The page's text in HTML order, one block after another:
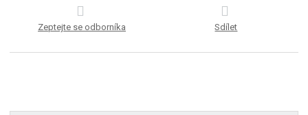
Zeptejte se odborníka Sdílet